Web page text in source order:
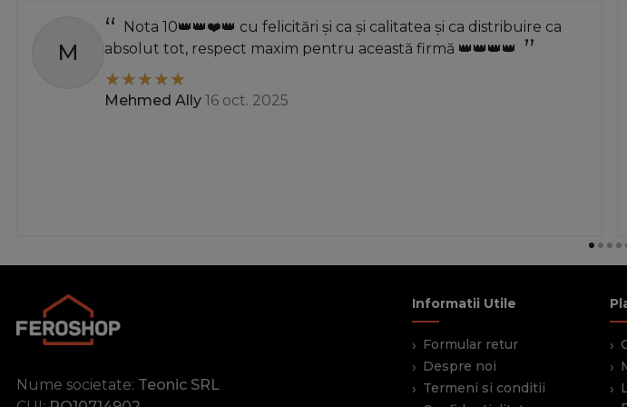
auriu antichizat
auriu lucios
auriu periat
cires
coroana aurie
crapat
crom
M
Nota 10👑👑❤️👑 cu felicitări și ca și calitatea și ca distribuire ca
absolut tot, respect maxim pentru această firmă 👑👑👑👑
Mehmed Ally 16 oct. 2025
Nume societate: Teonic SRL
Informatii Utile
Formular retur
Despre noi
Termeni si conditii